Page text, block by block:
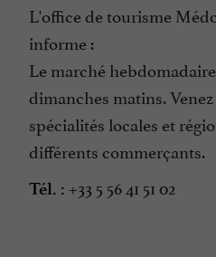
L'office de tourisme
informe :
Le marché
dimanches matins.
spécialités locales et
différents commerçants.
Tél. : +33 5 56 41 51 02